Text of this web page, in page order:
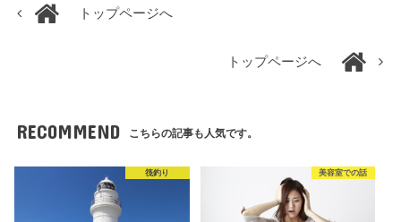
トップページへ
トップページへ
RECOMMEND こちらの記事も人気です。
筏釣り 美容室での話